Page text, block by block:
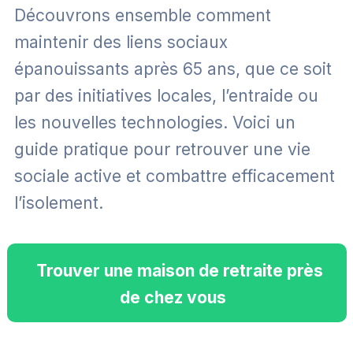
Découvrons ensemble comment
maintenir des liens sociaux
épanouissants après 65 ans, que ce soit
par des initiatives locales, l’entraide ou
les nouvelles technologies. Voici un
guide pratique pour retrouver une vie
sociale active et combattre efficacement
l’isolement.
Trouver une maison de retraite près
de chez vous